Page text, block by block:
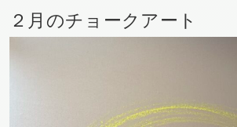
２月のチョークアート